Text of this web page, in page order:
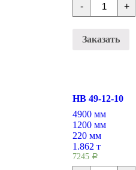
-
Плиты
перекрытия
49-
+
Заказать
НВ 49-12-10
4900 мм
1200 мм
220 мм
1.862 т
7245 Р